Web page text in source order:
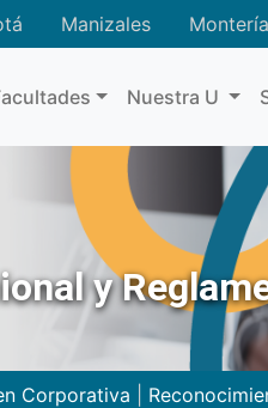
Manizales Montería
Nuestra U
y
Corporativa